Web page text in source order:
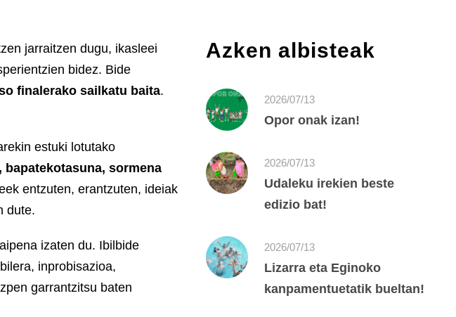
jarraitzen dugu, ikasleei
bidez. Bide
finalerako sailkatu baita.
estuki lotutako
sormena
entzuten, erantzuten, ideiak
dute.
izaten du. Ibilbide
inprobisazioa,
garrantzitsu baten
Azken albisteak
2026/07/13
Opor onak izan!
2026/07/13
Udaleku irekien beste
edizio bat!
2026/07/13
Lizarra eta Eginoko
kanpamentuetatik bueltan!